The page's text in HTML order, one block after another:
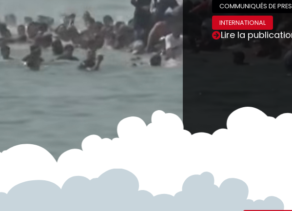
COMMUNIQUÉS DE
INTERNATIONAL
Lire la